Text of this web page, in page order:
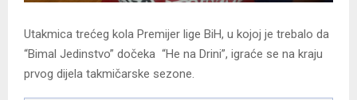
Utakmica trećeg kola Premijer lige BiH, u kojoj je trebalo da
“Bimal Jedinstvo” dočeka “He na Drini”, igraće se na kraju
prvog dijela takmičarske sezone.